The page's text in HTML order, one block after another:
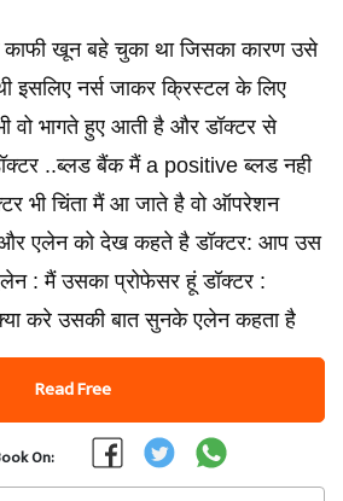
खून बहे चुका था जिसका कारण उसे
इसलिए नर्स जाकर क्रिस्टल के लिए
वो भागते हुए आती है और डॉक्टर से
..ब्लड बैंक मैं a positive ब्लड नही
भी चिंता मैं आ जाते है वो ऑपरेशन
एलेन को देख कहते है डॉक्टर: आप उस
: मैं उसका प्रोफेसर हूं डॉक्टर :
करे उसकी बात सुनके एलेन कहता है
Read Free
On: